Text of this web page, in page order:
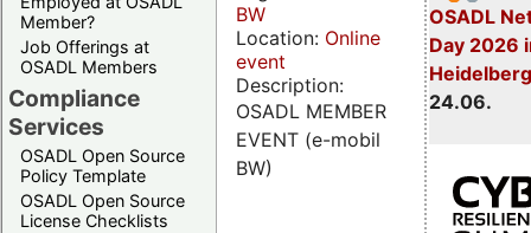
Member?
Job Offerings at
OSADL Members
Compliance
Services
OSADL Open Source
Policy Template
OSADL Open Source
License Checklists
OSADL
Day 2026
24.06.
BW
Location: Online
event
Description:
OSADL MEMBER
EVENT (e-mobil
BW)